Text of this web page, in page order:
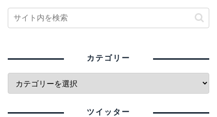
カテゴリー
ツイッター